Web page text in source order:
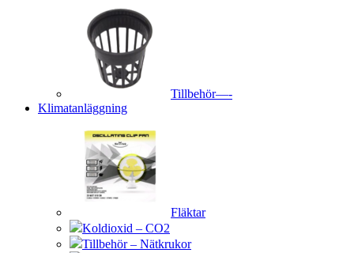
Tillbehör—-
Klimatanläggning
Fläktar
Koldioxid – CO2
Tillbehör – Nätkrukor